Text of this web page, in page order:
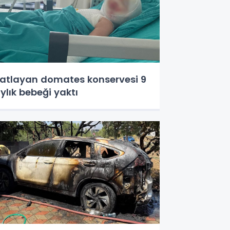
domates konservesi 9
bebeği yaktı